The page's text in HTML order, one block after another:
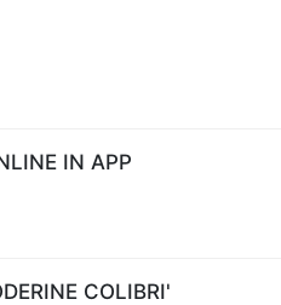
IN APP
COLIBRI'